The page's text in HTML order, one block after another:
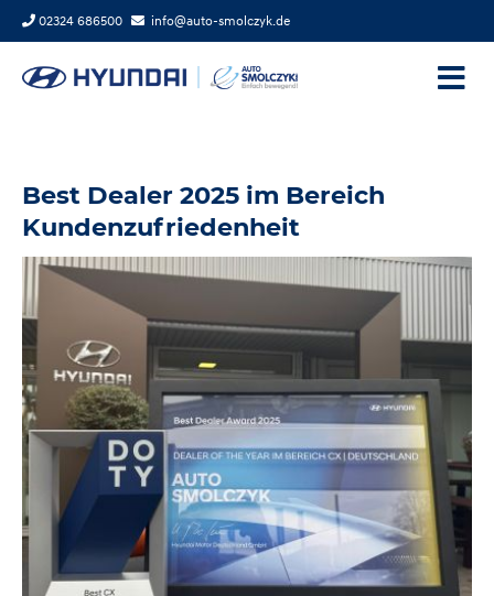
02324 686500 info@auto-smolczyk.de
Best Dealer 2025 im Bereich
Kundenzufriedenheit